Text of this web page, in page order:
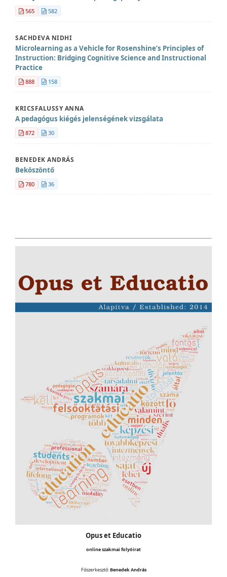
565 582
SACHDEVA NIDHI
Microlearning as a Vehicle for Rosenshine’s Principles of
Instruction: Bridging Cognitive Science and Instructional
Practice
888 158
KRICSFALUSSY ANNA
A pedagógus kiégés jelenségének vizsgálata
872 30
BENEDEK ANDRÁS
Beköszöntő
780 36
Opus et Educatio
online szakmai folyóirat
Főszerkesztő:Benedek András